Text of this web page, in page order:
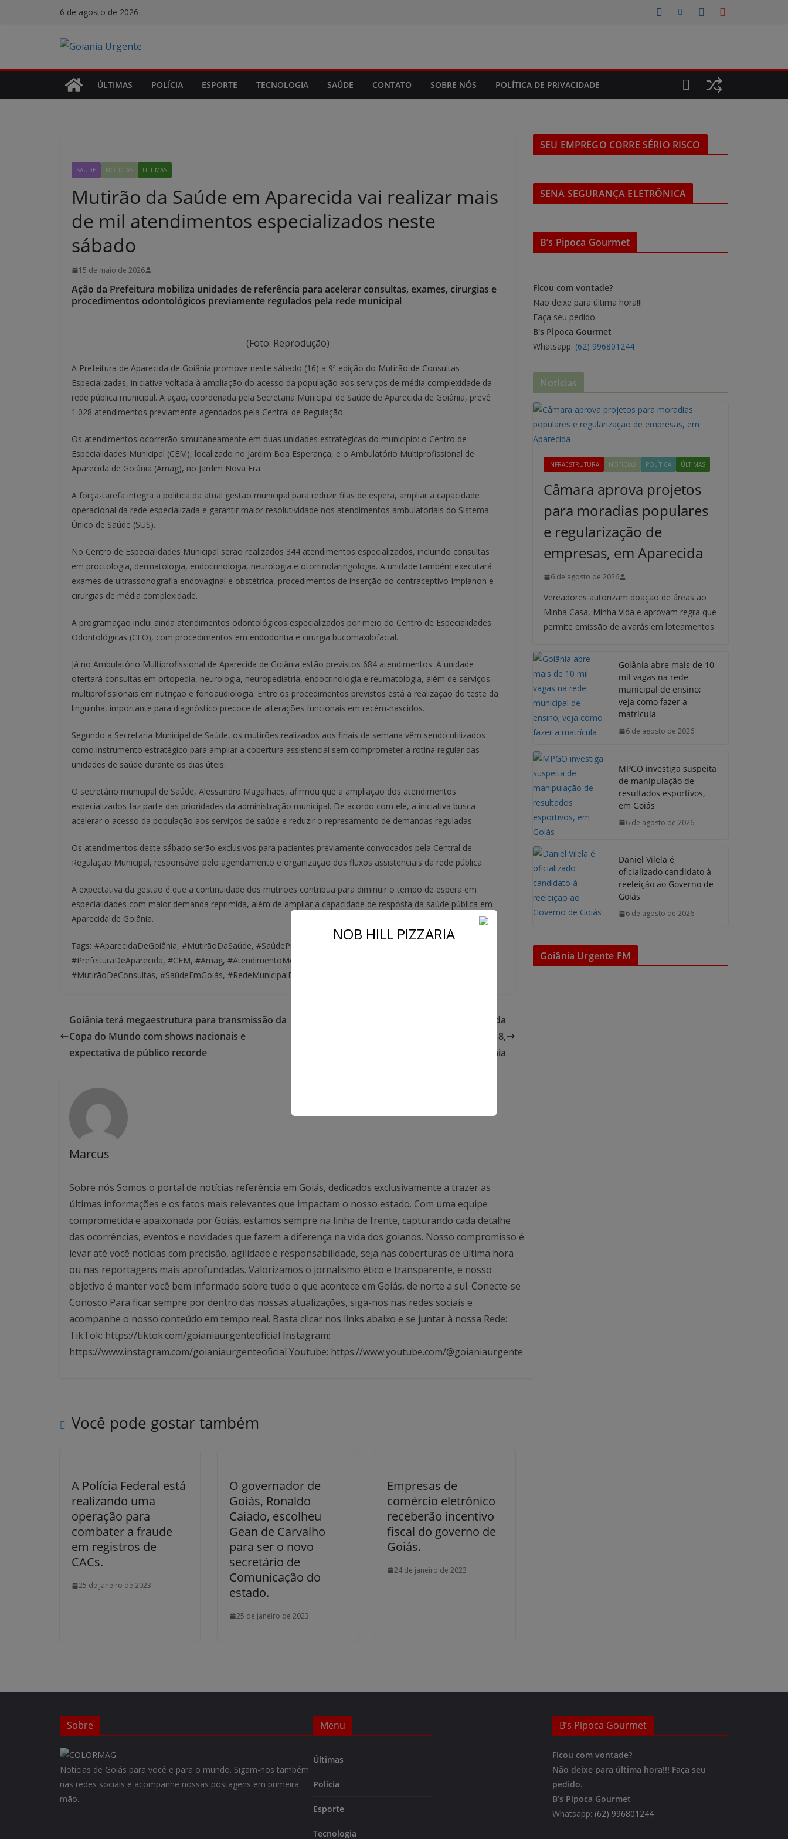
6 de agosto de 2026
ÚLTIMAS POLÍCIA ESPORTE TECNOLOGIA SAÚDE CONTATO SOBRE NÓS POLÍTICA DE PRIVACIDADE
SAÚDE NOTÍCIAS ÚLTIMAS
Mutirão da Saúde em Aparecida vai realizar mais
de mil atendimentos especializados neste
sábado
15 de maio de 2026
Ação da Prefeitura mobiliza unidades de referência para acelerar consultas, exames, cirurgias e
procedimentos odontológicos previamente regulados pela rede municipal
(Foto: Reprodução)
A Prefeitura de Aparecida de Goiânia promove neste sábado (16) a 9ª edição do Mutirão de Consultas
Especializadas, iniciativa voltada à ampliação do acesso da população aos serviços de média complexidade da
rede pública municipal. A ação, coordenada pela Secretaria Municipal de Saúde de Aparecida de Goiânia, prevê
1.028 atendimentos previamente agendados pela Central de Regulação.
Os atendimentos ocorrerão simultaneamente em duas unidades estratégicas do município: o Centro de
Especialidades Municipal (CEM), localizado no Jardim Boa Esperança, e o Ambulatório Multiprofissional de
Aparecida de Goiânia (Amag), no Jardim Nova Era.
A força-tarefa integra a política da atual gestão municipal para reduzir filas de espera, ampliar a capacidade
operacional da rede especializada e garantir maior resolutividade nos atendimentos ambulatoriais do Sistema
Único de Saúde (SUS).
No Centro de Especialidades Municipal serão realizados 344 atendimentos especializados, incluindo consultas
em proctologia, dermatologia, endocrinologia, neurologia e otorrinolaringologia. A unidade também executará
exames de ultrassonografia endovaginal e obstétrica, procedimentos de inserção do contraceptivo Implanon e
cirurgias de média complexidade.
A programação inclui ainda atendimentos odontológicos especializados por meio do Centro de Especialidades
Odontológicas (CEO), com procedimentos em endodontia e cirurgia bucomaxilofacial.
Já no Ambulatório Multiprofissional de Aparecida de Goiânia estão previstos 684 atendimentos. A unidade
ofertará consultas em ortopedia, neurologia, neuropediatria, endocrinologia e reumatologia, além de serviços
multiprofissionais em nutrição e fonoaudiologia. Entre os procedimentos previstos está a realização do teste da
linguinha, importante para diagnóstico precoce de alterações funcionais em recém-nascidos.
Segundo a Secretaria Municipal de Saúde, os mutirões realizados aos finais de semana vêm sendo utilizados
como instrumento estratégico para ampliar a cobertura assistencial sem comprometer a rotina regular das
unidades de saúde durante os dias úteis.
O secretário municipal de Saúde, Alessandro Magalhães, afirmou que a ampliação dos atendimentos
especializados faz parte das prioridades da administração municipal. De acordo com ele, a iniciativa busca
acelerar o acesso da população aos serviços de saúde e reduzir o represamento de demandas reguladas.
Os atendimentos deste sábado serão exclusivos para pacientes previamente convocados pela Central de
Regulação Municipal, responsável pelo agendamento e organização dos fluxos assistenciais da rede pública.
A expectativa da gestão é que a continuidade dos mutirões contribua para diminuir o tempo de espera em
especialidades com maior demanda reprimida, além de ampliar a capacidade de resposta da saúde pública em
Aparecida de Goiânia.
Tags: #AparecidaDeGoiânia, #MutirãoDaSaúde, #SaúdePública, #SUS, #ConsultasEspecializadas,
#PrefeituraDeAparecida, #CEM, #Amag, #AtendimentoMédico, #SaúdeMunicipal, #EspecialidadesMédicas,
#MutirãoDeConsultas, #SaúdeEmGoiás, #RedeMunicipalDeSaúde, #AparecidaGO
Goiânia terá megaestrutura para transmissão da
Copa do Mundo com shows nacionais e
expectativa de público recorde
Comerciantes denunciam avanço da
criminalidade e cobram ação urgente na Rua 8,
no Centro de Goiânia
Marcus
Sobre nós Somos o portal de notícias referência em Goiás, dedicados exclusivamente a trazer as
últimas informações e os fatos mais relevantes que impactam o nosso estado. Com uma equipe
comprometida e apaixonada por Goiás, estamos sempre na linha de frente, capturando cada detalhe
das ocorrências, eventos e novidades que fazem a diferença na vida dos goianos. Nosso compromisso é
levar até você notícias com precisão, agilidade e responsabilidade, seja nas coberturas de última hora
ou nas reportagens mais aprofundadas. Valorizamos o jornalismo ético e transparente, e nosso
objetivo é manter você bem informado sobre tudo o que acontece em Goiás, de norte a sul. Conecte-se
Conosco Para ficar sempre por dentro das nossas atualizações, siga-nos nas redes sociais e
acompanhe o nosso conteúdo em tempo real. Basta clicar nos links abaixo e se juntar à nossa Rede:
TikTok: https://tiktok.com/goianiaurgenteoficial Instagram:
https://www.instagram.com/goianiaurgenteoficial Youtube: https://www.youtube.com/@goianiaurgente
Você pode gostar também
A Polícia Federal está
realizando uma
operação para
combater a fraude
em registros de
CACs.
25 de janeiro de 2023
O governador de
Goiás, Ronaldo
Caiado, escolheu
Gean de Carvalho
para ser o novo
secretário de
Comunicação do
estado.
25 de janeiro de 2023
Empresas de
comércio eletrônico
receberão incentivo
fiscal do governo de
Goiás.
24 de janeiro de 2023
SEU EMPREGO CORRE SÉRIO RISCO
SENA SEGURANÇA ELETRÔNICA
B’s Pipoca Gourmet
Ficou com vontade?
Não deixe para última hora!!!
Faça seu pedido.
B's Pipoca Gourmet
Whatsapp: (62) 996801244
Notícias
INFRAESTRUTURA NOTÍCIAS POLÍTICA ÚLTIMAS
Câmara aprova projetos
para moradias populares
e regularização de
empresas, em Aparecida
6 de agosto de 2026
Vereadores autorizam doação de áreas ao
Minha Casa, Minha Vida e aprovam regra que
permite emissão de alvarás em loteamentos
Goiânia abre mais de 10
mil vagas na rede
municipal de ensino;
veja como fazer a
matrícula
6 de agosto de 2026
MPGO investiga suspeita
de manipulação de
resultados esportivos,
em Goiás
6 de agosto de 2026
Daniel Vilela é
oficializado candidato à
reeleição ao Governo de
Goiás
6 de agosto de 2026
Goiânia Urgente FM
Sobre
Notícias de Goiás para você e para o mundo. Sigam-nos também
nas redes sociais e acompanhe nossas postagens em primeira
mão.
Menu
Últimas
Polícia
Esporte
Tecnologia
B’s Pipoca Gourmet
Ficou com vontade?
Não deixe para última hora!!! Faça seu
pedido.
B’s Pipoca Gourmet
Whatsapp: (62) 996801244
NOB HILL PIZZARIA